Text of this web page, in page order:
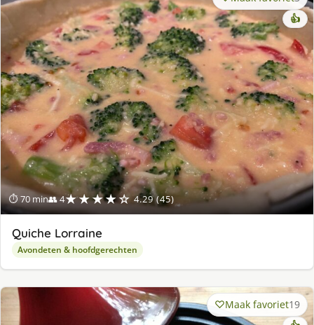
⏱ 70 min👥 4★★★★☆ 4.29 (45)
👍
Quiche Lorraine
Avondeten & hoofdgerechten
Maak favoriet19